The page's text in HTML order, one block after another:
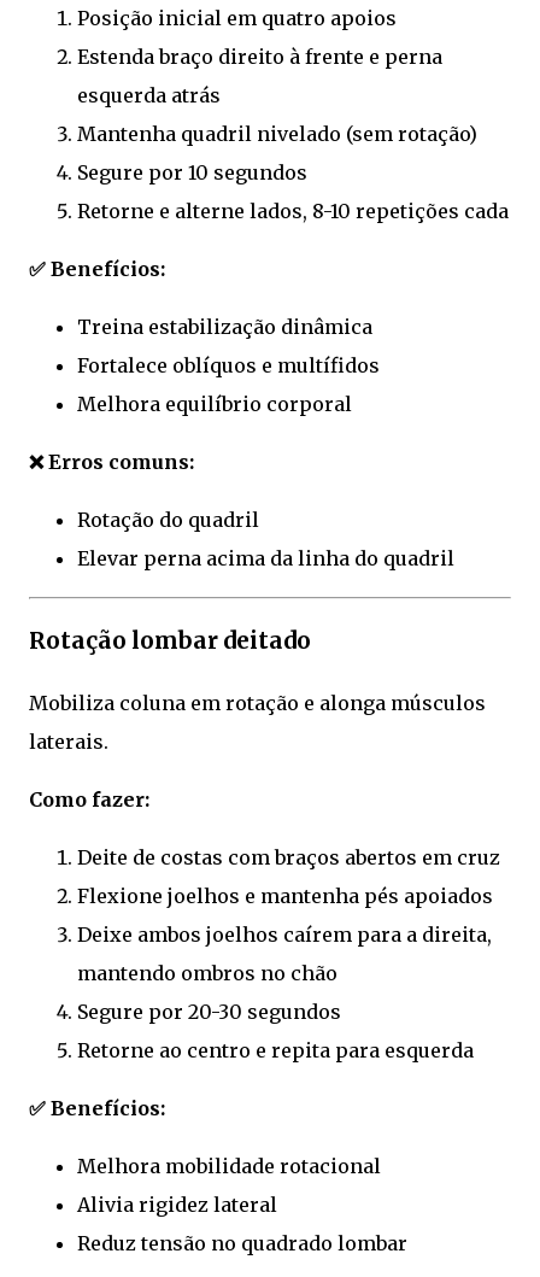
Posição inicial em quatro apoios
Estenda braço direito à frente e perna
esquerda atrás
Mantenha quadril nivelado (sem rotação)
Segure por 10 segundos
Retorne e alterne lados, 8-10 repetições cada
✅ Benefícios:
Treina estabilização dinâmica
Fortalece oblíquos e multífidos
Melhora equilíbrio corporal
❌ Erros comuns:
Rotação do quadril
Elevar perna acima da linha do quadril
Rotação lombar deitado
Mobiliza coluna em rotação e alonga músculos
laterais.
Como fazer:
Deite de costas com braços abertos em cruz
Flexione joelhos e mantenha pés apoiados
Deixe ambos joelhos caírem para a direita,
mantendo ombros no chão
Segure por 20-30 segundos
Retorne ao centro e repita para esquerda
✅ Benefícios:
Melhora mobilidade rotacional
Alivia rigidez lateral
Reduz tensão no quadrado lombar